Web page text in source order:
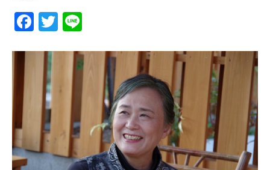
F
a
c
e
b
o
o
k
T
w
itt
er
e